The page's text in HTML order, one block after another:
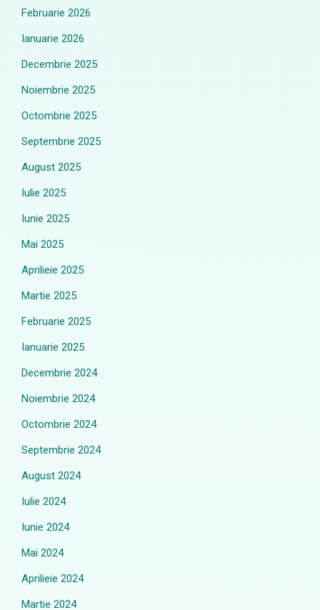
Februarie 2026
Ianuarie 2026
Decembrie 2025
Noiembrie 2025
Octombrie 2025
Septembrie 2025
August 2025
Iulie 2025
Iunie 2025
Mai 2025
Aprilieie 2025
Martie 2025
Februarie 2025
Ianuarie 2025
Decembrie 2024
Noiembrie 2024
Octombrie 2024
Septembrie 2024
August 2024
Iulie 2024
Iunie 2024
Mai 2024
Aprilieie 2024
Martie 2024